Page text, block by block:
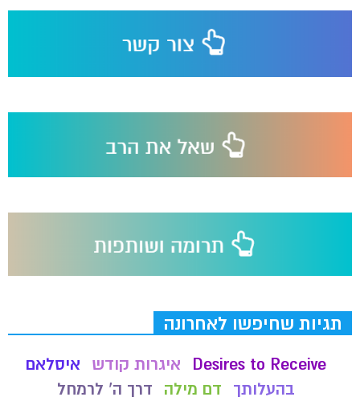
תגיות שחיפשו לאחרונה
Desires to Receive איגרות קודש
איסלאם
בהעלותך
דם מילה
דרך ה' לרמחל